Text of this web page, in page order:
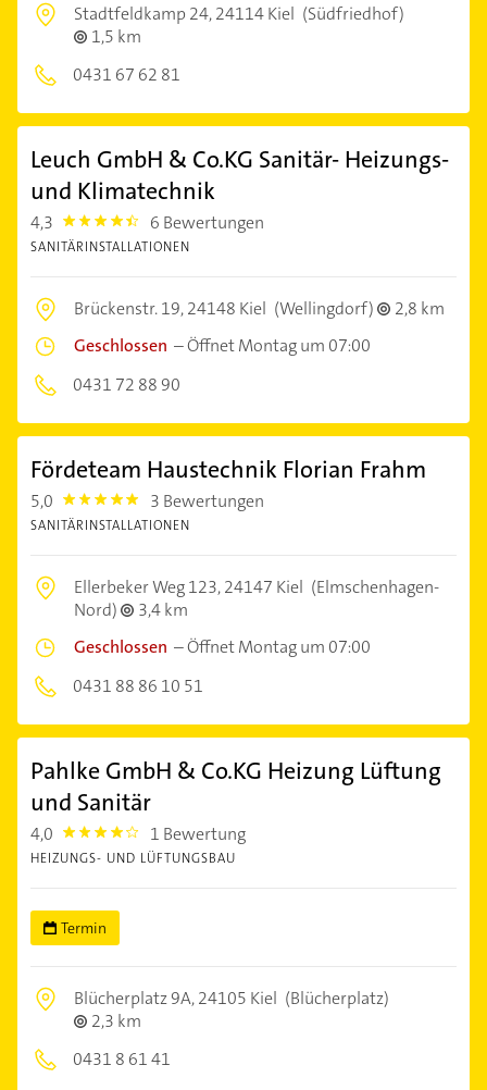
Stadtfeldkamp 24,24114 Kiel (Südfriedhof)
1,5 km
0431 67 62 81
Leuch GmbH & Co.KG Sanitär- Heizungs-
und Klimatechnik
4,3 4.3 6 Bewertungen
SANITÄRINSTALLATIONEN
Brückenstr. 19,24148 Kiel (Wellingdorf)
2,8 km
Geschlossen –Öffnet Montag um 07:00
0431 72 88 90
Fördeteam Haustechnik Florian Frahm
5,0 5.0 3 Bewertungen
SANITÄRINSTALLATIONEN
Ellerbeker Weg 123,24147 Kiel (Elmschenhagen-
Nord)
3,4 km
Geschlossen –Öffnet Montag um 07:00
0431 88 86 10 51
Pahlke GmbH & Co.KG Heizung Lüftung
und Sanitär
4,0 4.0 1 Bewertung
HEIZUNGS- UND LÜFTUNGSBAU
Termin
Blücherplatz 9A,24105 Kiel (Blücherplatz)
2,3 km
0431 8 61 41